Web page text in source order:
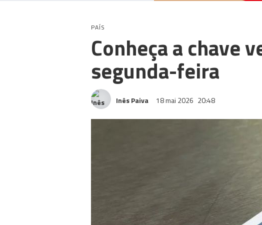
PAÍS
Conheça a chave
segunda-feira
Inês Paiva 18 mai 2026 20:48